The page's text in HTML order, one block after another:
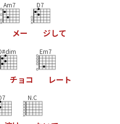
Am7
メー
D7
ジして
チョ コ
Em7
レー ト
N.C